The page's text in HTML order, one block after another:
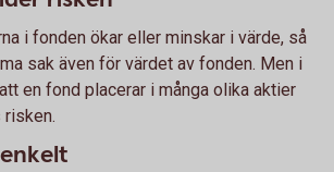
i fonden ökar eller minskar i värde, så
sak även för värdet av fonden. Men i
en fond placerar i många olika aktier